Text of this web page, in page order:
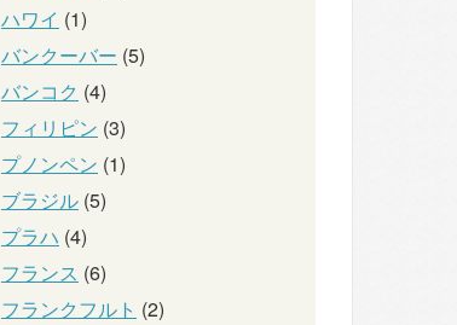
ハワイ (1)
バンクーバー (5)
バンコク (4)
フィリピン (3)
プノンペン (1)
ブラジル (5)
プラハ (4)
フランス (6)
フランクフルト (2)